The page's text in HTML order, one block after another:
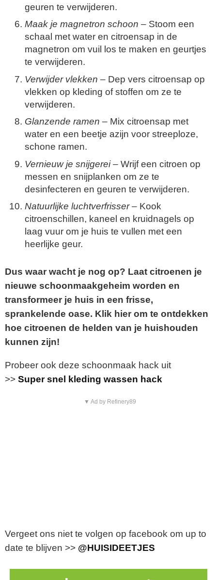
geuren te verwijderen.
Maak je magnetron schoon – Stoom een
schaal met water en citroensap in de
magnetron om vuil los te maken en geurtjes
te verwijderen.
Verwijder vlekken – Dep vers citroensap op
vlekken op kleding of stoffen om ze te
verwijderen.
Glanzende ramen – Mix citroensap met
water en een beetje azijn voor streeploze,
schone ramen.
Vernieuw je snijgerei– Wrijf een citroen op
messen en snijplanken om ze te
desinfecteren en geuren te verwijderen.
Natuurlijke luchtverfrisser– Kook
citroenschillen, kaneel en kruidnagels op
laag vuur om je huis te vullen met een
heerlijke geur.
Dus waar wacht je nog op? Laat citroenen je
nieuwe schoonmaakgeheim worden en
transformeer je huis in een frisse,
sprankelende oase. Klik hier om te ontdekken
hoe citroenen de helden van je huishouden
kunnen zijn!
Probeer ook deze schoonmaak hack uit
>> Super snel kleding wassen hack
▼ Ad by Refinery89
Vergeet ons niet te volgen op facebook om up to
date te blijven >> @HUISIDEETJES